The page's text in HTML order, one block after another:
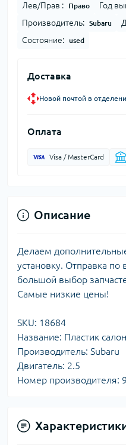
Лев/Прав : Право Год
Производитель: Subaru
Состояние: used
Доставка
Новой почтой в
Оплата
Visa / MasterCard
Описание
Делаем
установку. Отправка по
большой выбор
Самые низкие цены!
SKU: 18684
Название: Пластик
Производитель: Subaru
Двигатель: 2.5
Номер производителя: